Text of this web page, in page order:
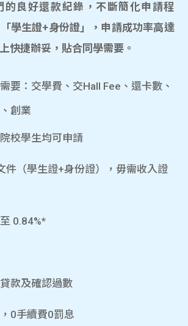
的良好還款紀錄，不斷簡化申請程
學生證+身份證」，申請成功率高達
快捷辦妥，貼合同學需要。
要：交學費、交Hall Fee、還卡數、
創業
校學生均可申請
件（學生證+身份證），毋需收入證
0.84%*
款及確認過數
0手續費0罰息